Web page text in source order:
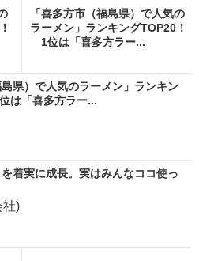
「喜多方市（福島県）で人気の
ラーメン」ランキングTOP20！
1位は「喜多方ラー...
島県）で人気のラーメン」ランキン
は「喜多方ラー...
着実に成長。実はみんなココ使っ
社)